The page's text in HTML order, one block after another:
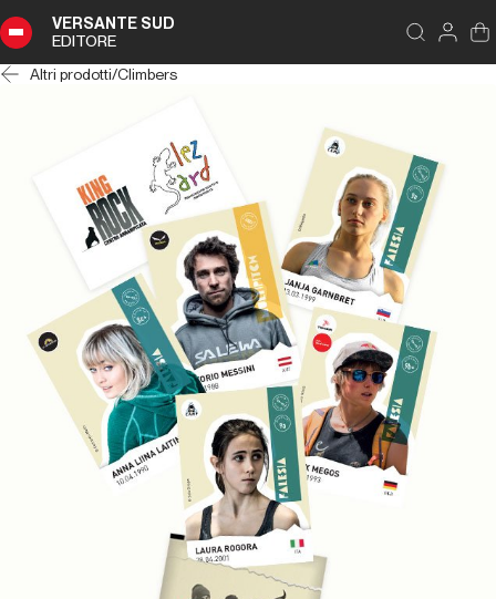
VERSANTE SUD
EDITORE
Altri prodotti/Climbers